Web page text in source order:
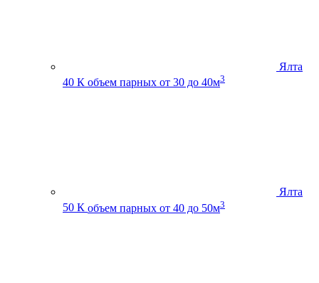
Ялта
40 К объем парных от 30 до 40м3
Ялта
50 К объем парных от 40 до 50м3